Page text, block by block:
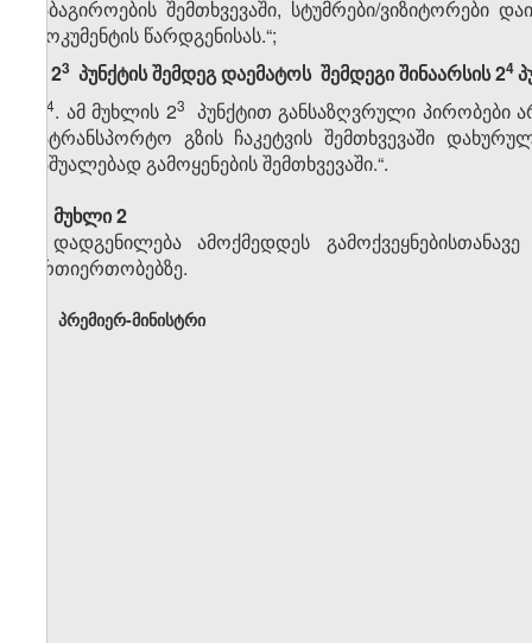
საბაგიროების შემთხვევაში, სტუმრები/
დოკუმენტის წარდგენისას.“;
გ) 2​3 პუნქტის შემდეგ დაემატოს შემდეგი შინაარსის 2​4
​4. ამ მუხლის 2​3
პუნქტით განსაზღვრული პირობები
სატრანსპორტო გზის ჩაკეტვის შემთხვევაში
საშუალებად გამოყენების შემთხვევაში.“.
მუხლი 2
დადგენილება ამოქმედდეს
ურთიერთობებზე.
პრემიერ-მინისტრი